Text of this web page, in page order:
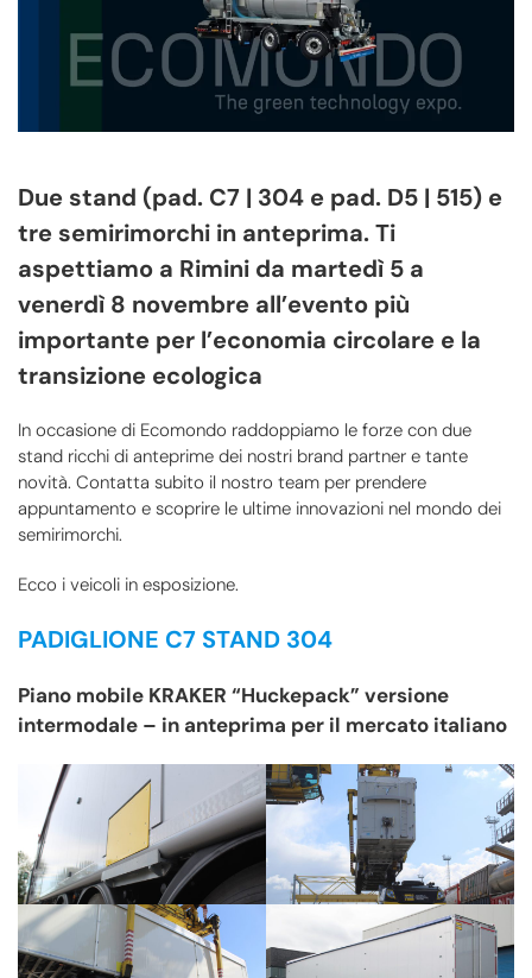
Due stand (pad. C7 | 304 e pad. D5 | 515) e
tre semirimorchi in anteprima. Ti
aspettiamo a Rimini da martedì 5 a
venerdì 8 novembre all’evento più
importante per l’economia circolare e la
transizione ecologica
In occasione di Ecomondo raddoppiamo le forze con due
stand ricchi di anteprime dei nostri brand partner e tante
novità. Contatta subito il nostro team per prendere
appuntamento e scoprire le ultime innovazioni nel mondo dei
semirimorchi.
Ecco i veicoli in esposizione.
PADIGLIONE C7 STAND 304
Piano mobile KRAKER “Huckepack” versione
intermodale – in anteprima per il mercato italiano